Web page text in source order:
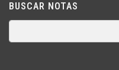
BUSCAR NOTAS